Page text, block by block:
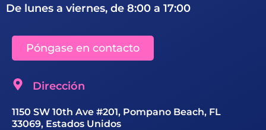
De lunes a viernes, de 8:00 a 17:00
Póngase en contacto
Dirección
1150 SW 10th Ave #201, Pompano Beach, FL
33069, Estados Unidos